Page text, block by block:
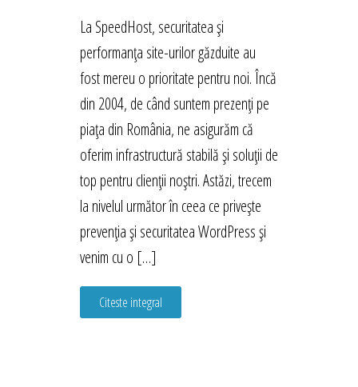
La SpeedHost, securitatea și
performanța site-urilor găzduite au
fost mereu o prioritate pentru noi. Încă
din 2004, de când suntem prezenți pe
piața din România, ne asigurăm că
oferim infrastructură stabilă și soluții de
top pentru clienții noștri. Astăzi, trecem
la nivelul următor în ceea ce privește
prevenția și securitatea WordPress și
venim cu o […]
Citeste integral